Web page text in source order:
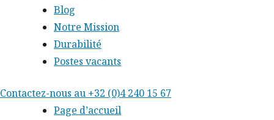
Blog
Notre Mission
Durabilité
Postes vacants
Skip
Contactez-nous au +32 (0)4 240 15 67
Page d’accueil